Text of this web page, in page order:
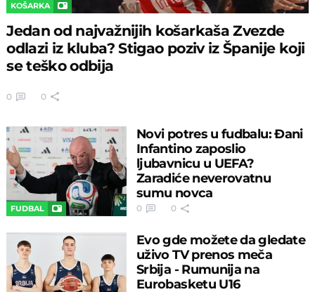
KOŠARKA
Jedan od najvažnijih košarkaša Zvezde
odlazi iz kluba? Stigao poziv iz Španije koji
se teško odbija
0 0
FUDBAL
Novi potres u fudbalu: Đani
Infantino zaposlio
ljubavnicu u UEFA?
Zaradiće neverovatnu
sumu novca
0 0
Evo gde možete da gledate
uživo TV prenos meča
Srbija - Rumunija na
Eurobasketu U16